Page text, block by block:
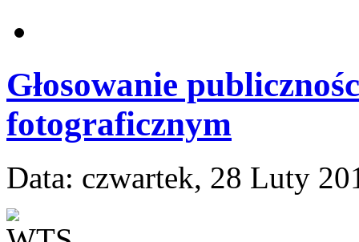
Głosowanie
fotograficznym
Data: czwartek, 28 Luty